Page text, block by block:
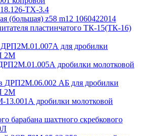
ТХ-3.4
(большая) z58 m12 1060422014
пластинчатого ТК-15(ТК-16)
ДРП2М.01.007А для дробилки
2М
дробилки молотковой
ДРП2М.06.002 АБ для дробилки
2М
дробилки молотковой
барабана шахтного скребкового